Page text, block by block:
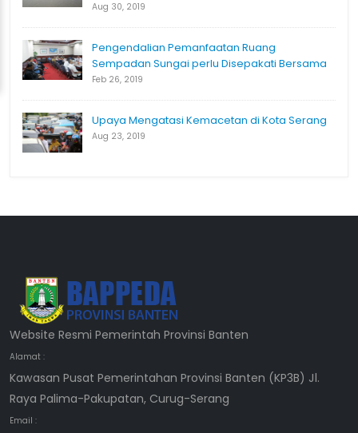
Aug 30, 2019
Pengendalian Pemanfaatan Ruang
Sempadan Sungai perlu Disepakati Bersama
Feb 26, 2019
Upaya Mengatasi Kemacetan di Kota Serang
Aug 23, 2019
Website Resmi Pemerintah Provinsi Banten
Alamat :
Kawasan Pusat Pemerintahan Provinsi Banten (KP3B) Jl.
Raya Palima-Pakupatan, Curug-Serang
Email :